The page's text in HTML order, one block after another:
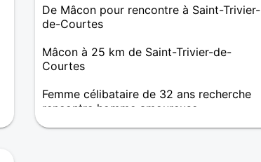
De Mâcon pour rencontre à Saint-Trivier-
de-Courtes
Mâcon à 25 km de Saint-Trivier-de-
Courtes
Femme célibataire de 32 ans recherche
rencontre homme amoureuse
Besoin d'amour, de partager, de